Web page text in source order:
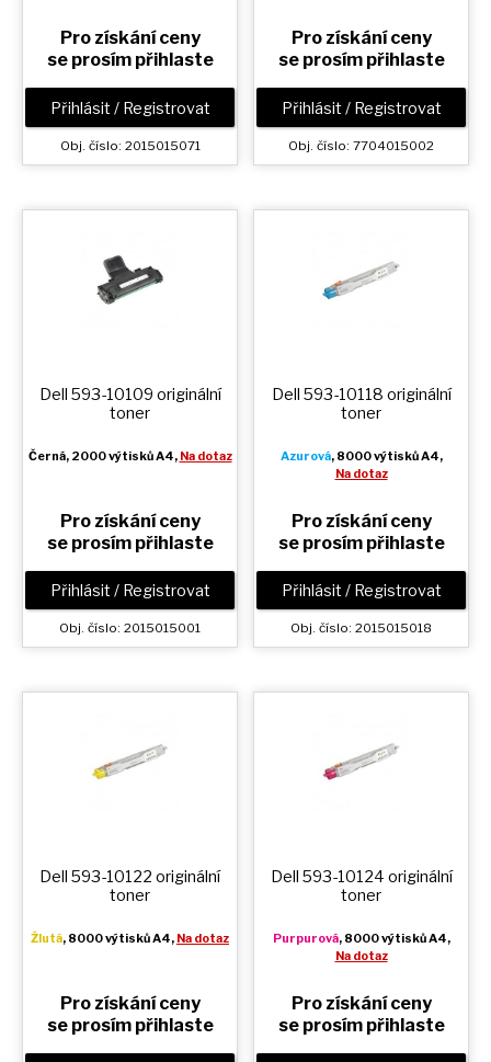
Pro získání ceny
se prosím přihlaste
Přihlásit / Registrovat
Obj. číslo: 2015015071
Pro získání ceny
se prosím přihlaste
Přihlásit / Registrovat
Obj. číslo: 7704015002
Dell 593-10109 originální
toner
Černá, 2000 výtisků A4, Na dotaz
Pro získání ceny
se prosím přihlaste
Přihlásit / Registrovat
Obj. číslo: 2015015001
Dell 593-10118 originální
toner
Azurová, 8000 výtisků A4,
Na dotaz
Pro získání ceny
se prosím přihlaste
Přihlásit / Registrovat
Obj. číslo: 2015015018
Dell 593-10122 originální
toner
Žlutá, 8000 výtisků A4, Na dotaz
Pro získání ceny
se prosím přihlaste
Dell 593-10124 originální
toner
Purpurová, 8000 výtisků A4,
Na dotaz
Pro získání ceny
se prosím přihlaste